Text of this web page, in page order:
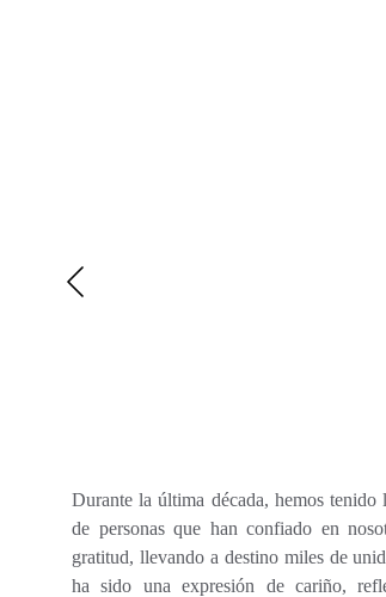
Durante la última década, hemos
de personas que han confiado en
gratitud, llevando a destino miles de
ha sido una expresión de cariño,